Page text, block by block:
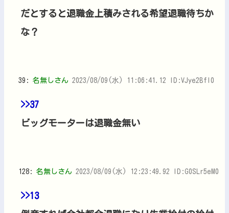
だとすると退職金上積みされる希望退職待ちか
な？
39: 名無しさん 2023/08/09(水) 11:06:41.12 ID:VJye2BfI0
>>37
ビッグモーターは退職金無い
128: 名無しさん 2023/08/09(水) 12:23:49.92 ID:G0SLr5eM0
>>13